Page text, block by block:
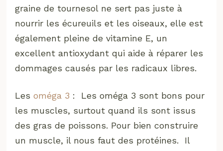
graine de tournesol ne sert pas juste à
nourrir les écureuils et les oiseaux, elle est
également pleine de vitamine E, un
excellent antioxydant qui aide à réparer les
dommages causés par les radicaux libres.
Lesoméga 3 : Les oméga 3 sont bons pour
les muscles, surtout quand ils sont issus
des gras de poissons. Pour bien construire
un muscle, il nous faut des protéines. Il